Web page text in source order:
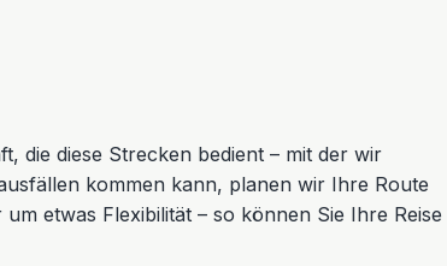
die diese Strecken bedient – mit der wir
kommen kann, planen wir Ihre Route
etwas Flexibilität – so können Sie Ihre Reise